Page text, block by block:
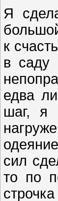
Я
к
в саду
едва
шаг, я
сил
то по